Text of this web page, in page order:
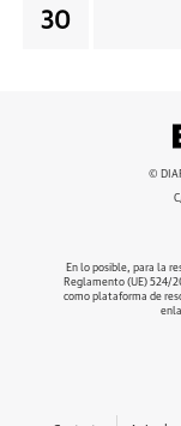
30
©
En lo posible, para la
Reglamento (UE) 524/
como plataforma de